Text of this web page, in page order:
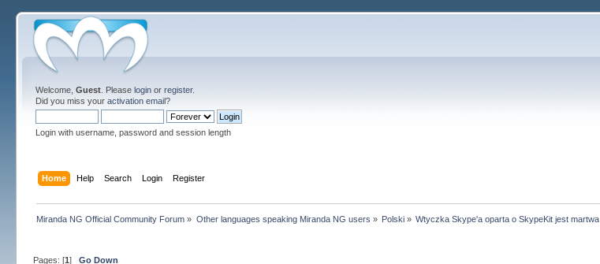
Welcome,Guest . Pleaselogin orregister.
Did you miss youractivation email?
Login with username, password and session length
Home Help Search Login Register
Miranda NG Official Community Forum » Other languages speaking Miranda NG users » Polski » Wtyczka Skype'a oparta o SkypeKit jest martwa
Pages: [1]Go Down